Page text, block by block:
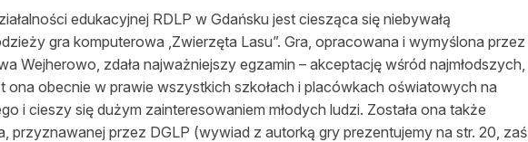
edukacyjnej RDLP w Gdańsku jest ciesząca się niebywałą
gra komputerowa ,Zwierzęta Lasu”. Gra, opracowana i wymyślona przez
Wejherowo, zdała najważniejszy egzamin – akceptację wśród najmłodszych,
ona obecnie w prawie wszystkich szkołach i placówkach oświatowych na
i cieszy się dużym zainteresowaniem młodych ludzi. Została ona także
przyznawanej przez DGLP (wywiad z autorką gry prezentujemy na str. 20, zaś